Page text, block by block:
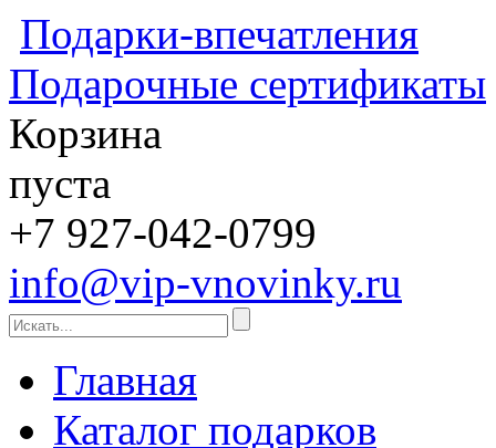
Подарки-впечатления
Подарочные сертификаты
Корзина
пуста
+7 927-042-0799
info@vip-vnovinky.ru
Главная
Каталог подарков